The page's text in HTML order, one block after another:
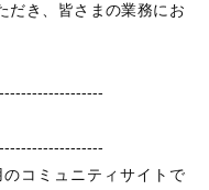
だき、皆さまの業務にお
コミュニティサイトで